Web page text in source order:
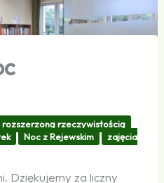
rozszerzoną rzeczywistością
Noc z Rejewskim
zajęcia
Dziękujemy za liczny